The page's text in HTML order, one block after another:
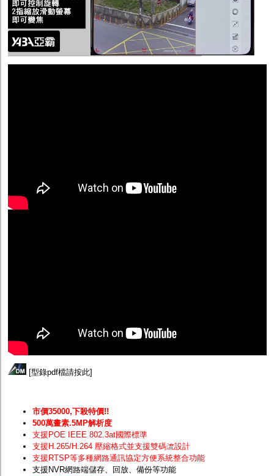
[型錄pdf檔請按此]
市價35000,下殺特價!!
500萬畫素.5MP解析度
支援POE IEEE 802.3at國際標準
支援H.265/H.264 壓縮格式並支援雙碼流設計
支援RTSP等多種網路通訊協定方便系統整合功能
支援NVR網路端儲存、回放、備份等功能